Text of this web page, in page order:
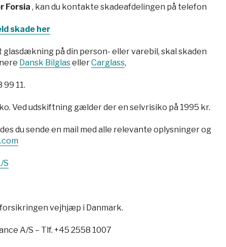
Forsia , kan du kontakte skadeafdelingen på telefon
skade her
glasdækning på din person- eller varebil, skal skaden
Dansk BilglasellerCarglass,
99 11.
Ved udskiftning gælder der en selvrisiko på 1995 kr.
du sende en mail med alle relevante oplysninger og
S
vejhjæp i Danmark.
A/S – Tlf. +45 2558 1007